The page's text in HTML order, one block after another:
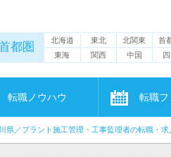
都圏 北海道 東北 北関東 首
東海
関西 中国
転職ノウハウ 転職フ
県／プラント施工管理・工事監理者の転職・求